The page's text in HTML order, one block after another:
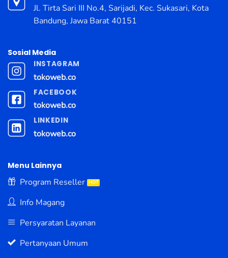
Jl. Tirta Sari III No.4, Sarijadi, Kec. Sukasari, Kota
Bandung, Jawa Barat 40151
Sosial Media
INSTAGRAM
tokoweb.co
FACEBOOK
tokoweb.co
LINKEDIN
tokoweb.co
Menu Lainnya
Program Reseller
Info Magang
Persyaratan Layanan
Pertanyaan Umum